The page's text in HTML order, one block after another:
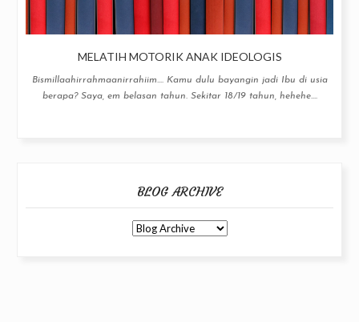
MELATIH MOTORIK ANAK IDEOLOGIS
Bismillaahirrahmaanirrahiim.... Kamu dulu bayangin jadi Ibu di usia
berapa? Saya, em belasan tahun. Sekitar 18/19 tahun, hehehe....
BLOG ARCHIVE